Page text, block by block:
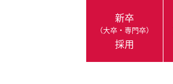
新卒
（大卒・専門卒）
採用